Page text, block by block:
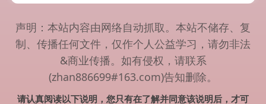
声明：本站内容由网络自动抓取。本站不储存、复
制、传播任何文件，仅作个人公益学习，请勿非法
&商业传播。如有侵权，请联系
(zhan886699#163.com)告知删除。
请认真阅读以下说明，您只有在了解并同意该说明后，才可